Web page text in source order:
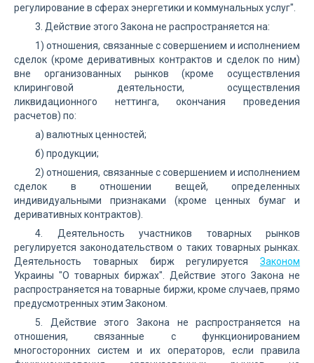
регулирование в сферах энергетики и коммунальных услуг".
3. Действие этого Закона не распространяется на:
1) отношения, связанные с совершением и исполнением
сделок (кроме деривативных контрактов и сделок по ним)
вне организованных рынков (кроме осуществления
клиринговой деятельности, осуществления
ликвидационного неттинга, окончания проведения
расчетов) по:
а) валютных ценностей;
б) продукции;
2) отношения, связанные с совершением и исполнением
сделок в отношении вещей, определенных
индивидуальными признаками (кроме ценных бумаг и
деривативных контрактов).
4. Деятельность участников товарных рынков
регулируется законодательством о таких товарных рынках.
Деятельность товарных бирж регулируется Законом
Украины "О товарных биржах". Действие этого Закона не
распространяется на товарные биржи, кроме случаев, прямо
предусмотренных этим Законом.
5. Действие этого Закона не распространяется на
отношения, связанные с функционированием
многосторонних систем и их операторов, если правила